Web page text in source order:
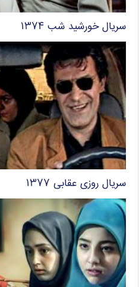
سریال خورشید شب ۱۳۷۴
سریال روزی عقابی ۱۳۷۷